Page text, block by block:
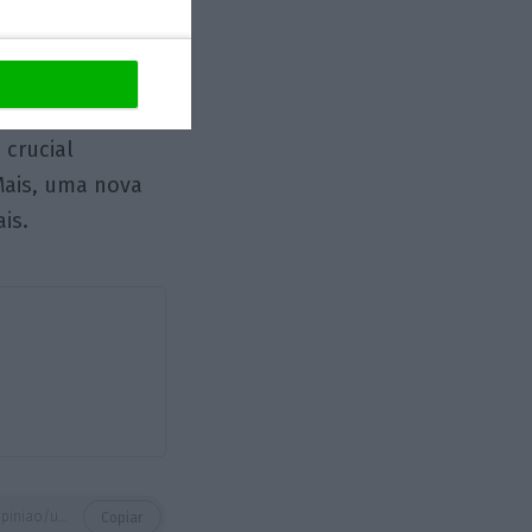
comunitárias
crucial
uma nova